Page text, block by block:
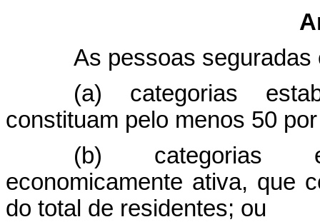
As pessoas seguradas
(a) categorias
constituam pelo menos 50
(b) categorias
economicamente ativa, que
do total de residentes; ou